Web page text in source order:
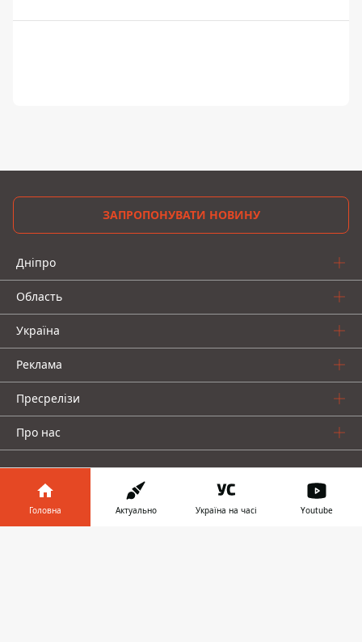
ЗАПРОПОНУВАТИ НОВИНУ
Дніпро
Область
Україна
Реклама
Пресрелізи
Про нас
Головна Актуально Україна на часі Youtube